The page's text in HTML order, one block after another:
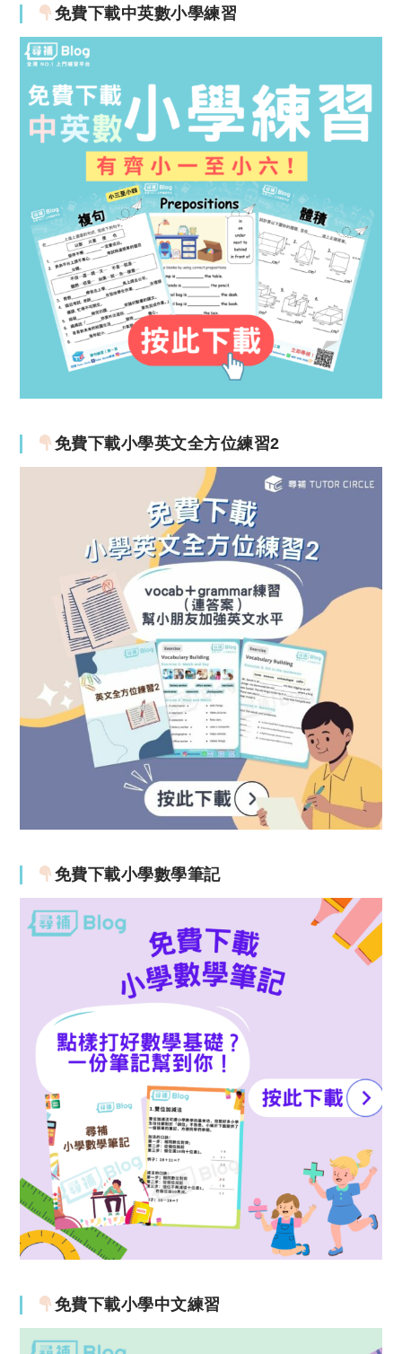
免費下載中英數小學練習
免費下載小學英文全方位練習2
免費下載小學數學筆記
免費下載小學中文練習